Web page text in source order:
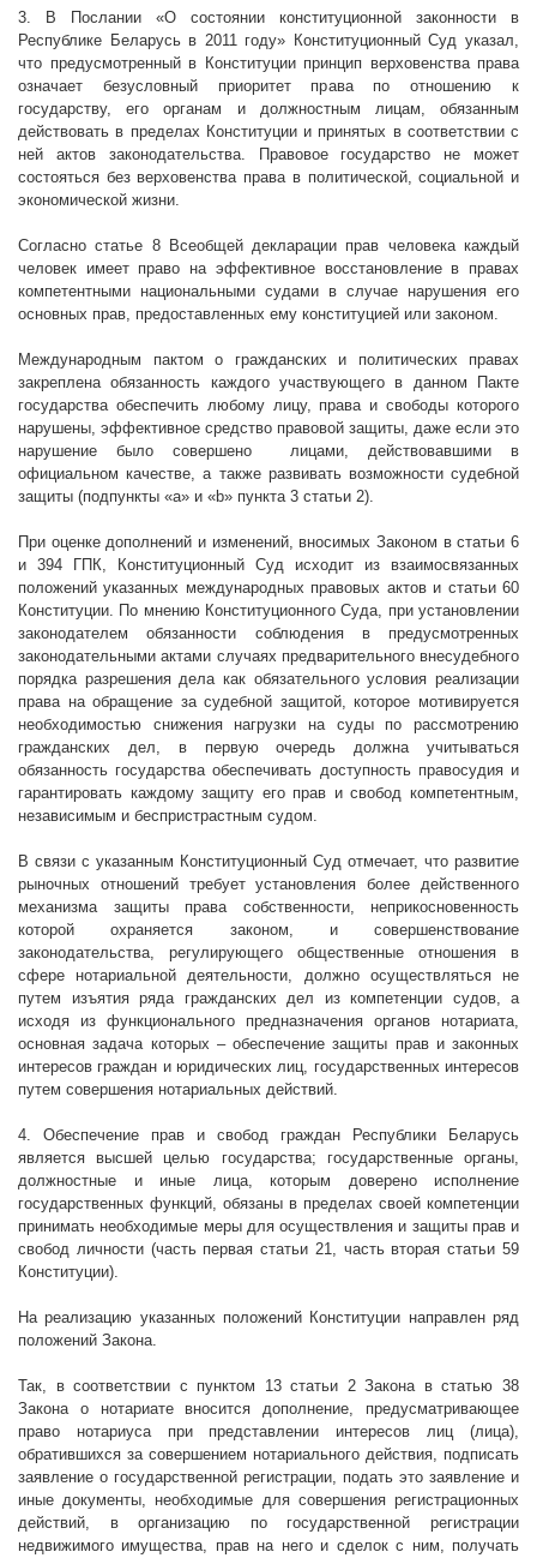
3. В Послании «О состоянии конституционной законности в
Республике Беларусь в 2011 году» Конституционный Суд указал,
что предусмотренный в Конституции принцип верховенства права
означает безусловный приоритет права по отношению к
государству, его органам и должностным лицам, обязанным
действовать в пределах Конституции и принятых в соответствии с
ней актов законодательства. Правовое государство не может
состояться без верховенства права в политической, социальной и
экономической жизни.
Согласно статье 8 Всеобщей декларации прав человека каждый
человек имеет право на эффективное восстановление в правах
компетентными национальными судами в случае нарушения его
основных прав, предоставленных ему конституцией или законом.
Международным пактом о гражданских и политических правах
закреплена обязанность каждого участвующего в данном Пакте
государства обеспечить любому лицу, права и свободы которого
нарушены, эффективное средство правовой защиты, даже если это
нарушение было совершено
лицами, действовавшими в
официальном качестве, а также развивать возможности судебной
защиты (подпункты «а» и «b» пункта 3 статьи 2).
При оценке дополнений и изменений, вносимых Законом в статьи 6
и 394 ГПК, Конституционный Суд исходит из взаимосвязанных
положений указанных международных правовых актов и статьи 60
Конституции. По мнению Конституционного Суда, при установлении
законодателем обязанности соблюдения в предусмотренных
законодательными актами случаях предварительного внесудебного
порядка разрешения дела как обязательного условия реализации
права на обращение за судебной защитой, которое мотивируется
необходимостью снижения нагрузки на суды по рассмотрению
гражданских дел, в первую очередь должна учитываться
обязанность государства обеспечивать доступность правосудия и
гарантировать каждому защиту его прав и свобод компетентным,
независимым и беспристрастным судом.
В связи с указанным Конституционный Суд отмечает, что развитие
рыночных отношений требует установления более действенного
механизма защиты права собственности, неприкосновенность
которой охраняется законом, и совершенствование
законодательства, регулирующего общественные отношения в
сфере нотариальной деятельности, должно осуществляться не
путем изъятия ряда гражданских дел из компетенции судов, а
исходя из функционального предназначения органов нотариата,
основная задача которых – обеспечение защиты прав и законных
интересов граждан и юридических лиц, государственных интересов
путем совершения нотариальных действий.
4. Обеспечение прав и свобод граждан Республики Беларусь
является высшей целью государства; государственные органы,
должностные и иные лица, которым доверено исполнение
государственных функций, обязаны в пределах своей компетенции
принимать необходимые меры для осуществления и защиты прав и
свобод личности (часть первая статьи 21, часть вторая статьи 59
Конституции).
На реализацию указанных положений Конституции направлен ряд
положений Закона.
Так, в соответствии с пунктом 13 статьи 2 Закона в статью 38
Закона о нотариате вносится дополнение, предусматривающее
право нотариуса при представлении интересов лиц (лица),
обратившихся за совершением нотариального действия, подписать
заявление о государственной регистрации, подать это заявление и
иные документы, необходимые для совершения регистрационных
действий, в организацию по государственной регистрации
недвижимого имущества, прав на него и сделок с ним, получать